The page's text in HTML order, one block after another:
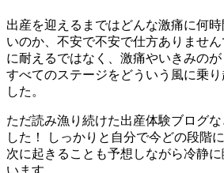
出産を迎えるまではどんな激痛に何
いのか、不安で不安で仕方ありませ
に耐えるではなく、激痛やいきみのが
すべてのステージをどういう風に乗
した。
ただ読み漁り続けた出産体験ブログ
した！ しっかりと自分で今どの段階
次に起きることも予想しながら冷静
います。